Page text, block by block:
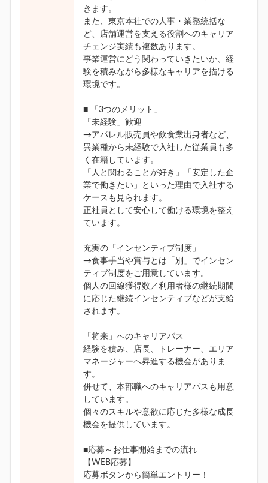
きます。
また、東京本社での人事・業務統括な
ど、店舗運営を支える役割へのキャリア
チェンジ実績も複数あります。
事業運営にどう関わっていきたいか、経
験を積みながら多様なキャリアを描ける
環境です。
■ 「3つのメリット」
「未経験」歓迎
→アパレル販売員や飲食業出身者など、
異業種から未経験で入社した従業員も多
く在籍しています。
「人と関わることが好き」「安定した企
業で働きたい」といった理由で入社する
ケースも見られます。
正社員として安心して働ける環境を整え
ています。
充実の「インセンティブ制度」
→食事手当や賞与とは「別」でインセン
ティブ制度をご用意しています。
個人の回線獲得数／利用者様の継続期間
に応じた継続インセンティブなどが支給
されます。
「将来」へのキャリアパス
経験を積み、店長、トレーナー、エリア
マネージャーへ昇進する機会がありま
す。
併せて、本部職へのキャリアパスも用意
しています。
個々のスキルや意欲に応じた多様な成長
機会を提供しています。
■応募～お仕事開始までの流れ
【WEB応募】
応募ボタンから簡単エントリー！